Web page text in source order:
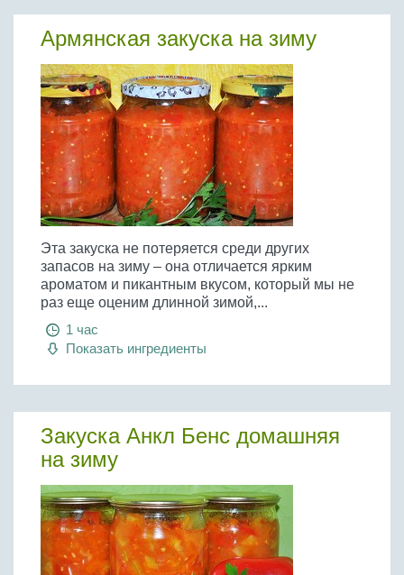
Яйца
Крупы
Армянская закуска на зиму
Эта закуска не потеряется среди других
запасов на зиму – она отличается ярким
ароматом и пикантным вкусом, который мы не
раз еще оценим длинной зимой,...
1 час
Показать ингредиенты
Закуска Анкл Бенс домашняя
на зиму